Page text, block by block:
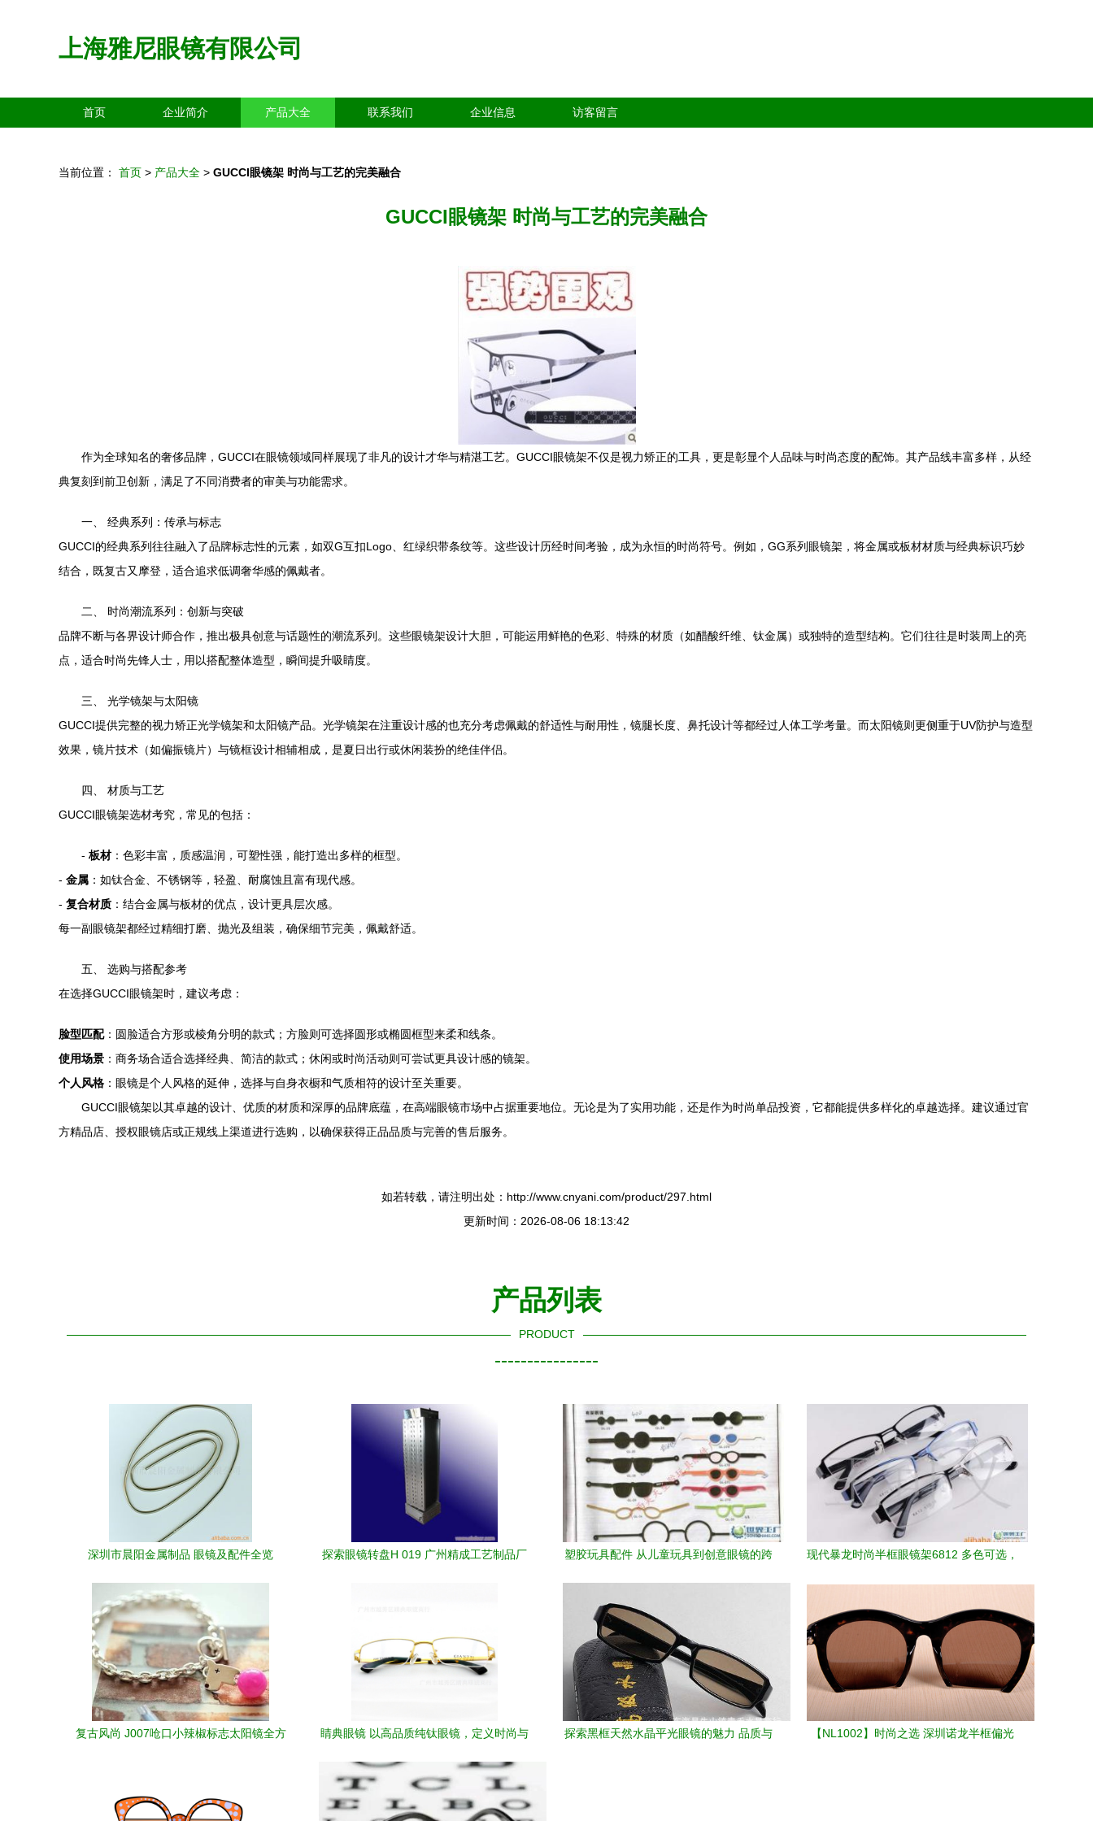
上海雅尼眼镜有限公司
首页 企业简介 产品大全 联系我们 企业信息 访客留言
当前位置： 首页 > 产品大全 > GUCCI眼镜架 时尚与工艺的完美融合
GUCCI眼镜架 时尚与工艺的完美融合
作为全球知名的奢侈品牌，GUCCI在眼镜领域同样展现了非凡的设计才华与精湛工艺。GUCCI眼镜架不仅是视力矫正的工具，更是彰显个人品味与时尚态度的配饰。其产品线丰富多样，从经
典复刻到前卫创新，满足了不同消费者的审美与功能需求。
一、 经典系列：传承与标志
GUCCI的经典系列往往融入了品牌标志性的元素，如双G互扣Logo、红绿织带条纹等。这些设计历经时间考验，成为永恒的时尚符号。例如，GG系列眼镜架，将金属或板材材质与经典标识巧妙
结合，既复古又摩登，适合追求低调奢华感的佩戴者。
二、 时尚潮流系列：创新与突破
品牌不断与各界设计师合作，推出极具创意与话题性的潮流系列。这些眼镜架设计大胆，可能运用鲜艳的色彩、特殊的材质（如醋酸纤维、钛金属）或独特的造型结构。它们往往是时装周上的亮
点，适合时尚先锋人士，用以搭配整体造型，瞬间提升吸睛度。
三、 光学镜架与太阳镜
GUCCI提供完整的视力矫正光学镜架和太阳镜产品。光学镜架在注重设计感的也充分考虑佩戴的舒适性与耐用性，镜腿长度、鼻托设计等都经过人体工学考量。而太阳镜则更侧重于UV防护与造型
效果，镜片技术（如偏振镜片）与镜框设计相辅相成，是夏日出行或休闲装扮的绝佳伴侣。
四、 材质与工艺
GUCCI眼镜架选材考究，常见的包括：
- 板材：色彩丰富，质感温润，可塑性强，能打造出多样的框型。
- 金属 ：如钛合金、不锈钢等，轻盈、耐腐蚀且富有现代感。
- 复合材质 ：结合金属与板材的优点，设计更具层次感。
每一副眼镜架都经过精细打磨、抛光及组装，确保细节完美，佩戴舒适。
五、 选购与搭配参考
在选择GUCCI眼镜架时，建议考虑：
脸型匹配：圆脸适合方形或棱角分明的款式；方脸则可选择圆形或椭圆框型来柔和线条。
使用场景 ：商务场合适合选择经典、简洁的款式；休闲或时尚活动则可尝试更具设计感的镜架。
个人风格 ：眼镜是个人风格的延伸，选择与自身衣橱和气质相符的设计至关重要。
GUCCI眼镜架以其卓越的设计、优质的材质和深厚的品牌底蕴，在高端眼镜市场中占据重要地位。无论是为了实用功能，还是作为时尚单品投资，它都能提供多样化的卓越选择。建议通过官
方精品店、授权眼镜店或正规线上渠道进行选购，以确保获得正品品质与完善的售后服务。
如若转载，请注明出处：http://www.cnyani.com/product/297.html
更新时间：2026-08-06 18:13:42
产品列表
PRODUCT
----------------
深圳市晨阳金属制品 眼镜及配件全览
探索眼镜转盘H 019 广州精成工艺制品厂
塑胶玩具配件 从儿童玩具到创意眼镜的跨
现代暴龙时尚半框眼镜架6812 多色可选，
复古风尚 J007呛口小辣椒标志太阳镜全方
睛典眼镜 以高品质纯钛眼镜，定义时尚与
探索黑框天然水晶平光眼镜的魅力 品质与
【NL1002】时尚之选 深圳诺龙半框偏光